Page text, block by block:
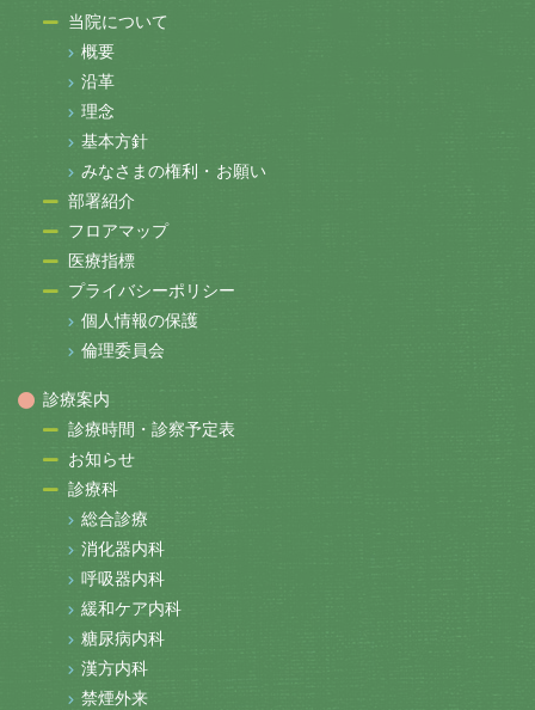
当院について
概要
沿革
理念
基本方針
みなさまの権利・お願い
部署紹介
フロアマップ
医療指標
プライバシーポリシー
個人情報の保護
倫理委員会
診療案内
診療時間・診察予定表
お知らせ
診療科
総合診療
消化器内科
呼吸器内科
緩和ケア内科
糖尿病内科
漢方内科
禁煙外来